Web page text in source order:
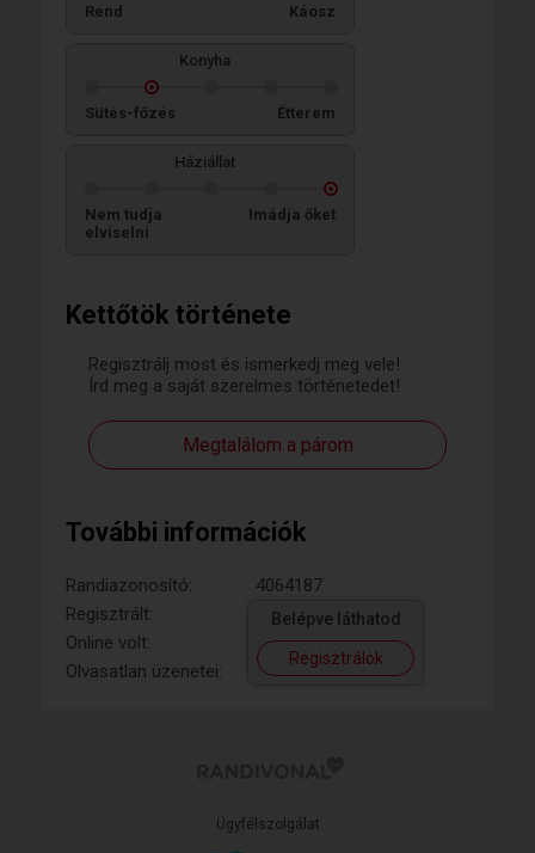
Kettőtök története
Regisztrálj most és ismerkedj meg vele!
Írd meg a saját szerelmes történetedet!
Megtalálom a párom
További információk
Randiazonosító:
4064187
Regisztrált:
Online volt:
Olvasatlan üzenetei:
Belépve láthatod
Regisztrálok
Rend Káosz
Konyha
Sütés-főzés Étterem
Háziállat
Nem tudja
elviselni
Imádja őket
Ügyfélszolgálat